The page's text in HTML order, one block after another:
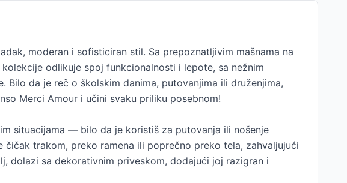
moderan i sofisticiran stil. Sa prepoznatljivim mašnama na
odlikuje spoj funkcionalnosti i lepote, sa nežnim
da je reč o školskim danima, putovanjima ili druženjima,
Merci Amour i učini svaku priliku posebnom!
situacijama — bilo da je koristiš za putovanja ili nošenje
trakom, preko ramena ili poprečno preko tela, zahvaljujući
dolazi sa dekorativnim priveskom, dodajući joj razigran i